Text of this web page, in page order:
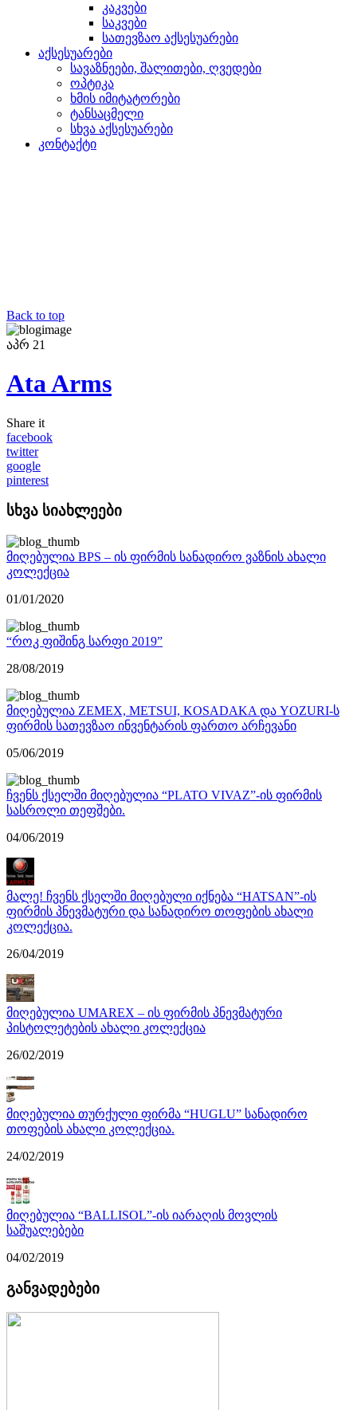
კაკვები
საკვები
სათევზაო აქსესუარები
აქსესუარები
სავაზნეები, შალითები, ღვედები
ოპტიკა
ხმის იმიტატორები
ტანსაცმელი
სხვა აქსესუარები
კონტაქტი
Back to top
აპრ 21
Ata Arms
Share it
facebook
twitter
google
pinterest
სხვა სიახლეები
მიღებულია BPS – ის ფირმის სანადირო ვაზნის ახალი
კოლექცია
01/01/2020
“როკ ფიშინგ სარფი 2019”
28/08/2019
მიღებულია ZEMEX, METSUI, KOSADAKA და YOZURI-ს
ფირმის სათევზაო ინვენტარის ფართო არჩევანი
05/06/2019
ჩვენს ქსელში მიღებულია “PLATO VIVAZ”-ის ფირმის
სასროლი თეფშები.
04/06/2019
მალე! ჩვენს ქსელში მიღებული იქნება “HATSAN”-ის
ფირმის პნევმატური და სანადირო თოფების ახალი
კოლექცია.
26/04/2019
მიღებულია UMAREX – ის ფირმის პნევმატური
პისტოლეტების ახალი კოლექცია
26/02/2019
მიღებულია თურქული ფირმა “HUGLU” სანადირო
თოფების ახალი კოლექცია.
24/02/2019
მიღებულია “BALLISOL”-ის იარაღის მოვლის
საშუალებები
04/02/2019
განვადებები